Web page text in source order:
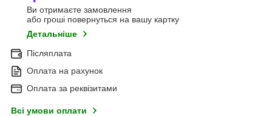
Ви отримаєте замовлення
або гроші повернуться на вашу картку
Детальніше
Післяплата
Оплата на рахунок
Оплата за реквізитами
Всі умови оплати